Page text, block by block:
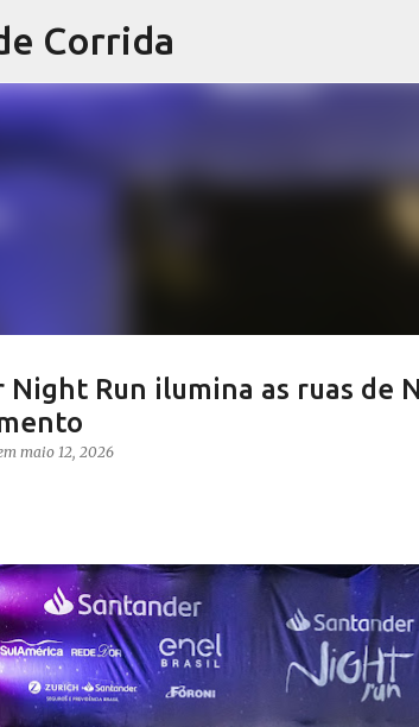
Corrida
Night Run ilumina as ruas de
maio 12, 2026